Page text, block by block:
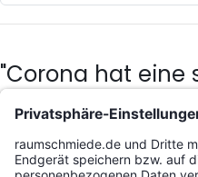
"Corona hat eine
Entwicklung des
ausgelöst"
Okt. 9, 2020